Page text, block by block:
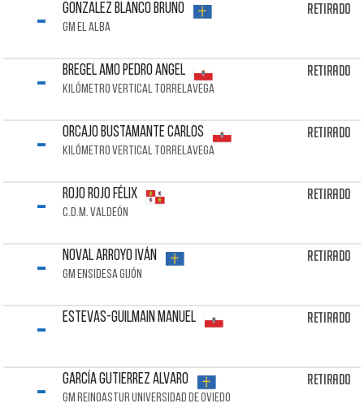
- GONZALEZ BLANCO Bruno
GM EL ALBA
Retirado
- BREGEL AMO Pedro Angel
KILÓMETRO VERTICAL TORRELAVEGA
Retirado
- ORCAJO BUSTAMANTE Carlos
KILÓMETRO VERTICAL TORRELAVEGA
Retirado
- ROJO ROJO Félix
C.D.M. VALDEÓN
Retirado
- NOVAL ARROYO Iván
GM ENSIDESA GIJÓN
Retirado
- ESTEVAS-GUILMAIN Manuel Retirado
- GARCÍA GUTIERREZ Alvaro
GM REINOASTUR UNIVERSIDAD DE OVIEDO
Retirado